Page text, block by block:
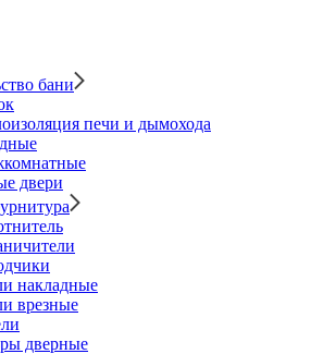
бани
печи и дымохода
двери
накладные
врезные
дверные